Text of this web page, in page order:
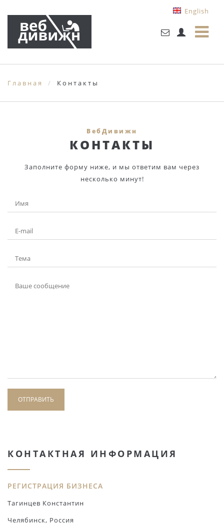
English
Главная Контакты
ВебДивижн
КОНТАКТЫ
Заполните форму ниже, и мы ответим вам через
несколько минут!
КОНТАКТНАЯ ИНФОРМАЦИЯ
РЕГИСТРАЦИЯ БИЗНЕСА
Тагинцев Константин
Челябинск, Россия